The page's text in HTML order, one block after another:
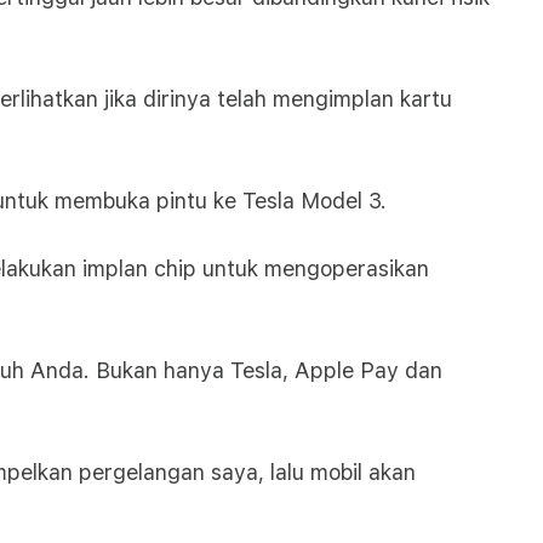
jika dirinya telah mengimplan kartu
membuka pintu ke Tesla Model 3.
implan chip untuk mengoperasikan
Anda. Bukan hanya Tesla, Apple Pay dan
pergelangan saya, lalu mobil akan